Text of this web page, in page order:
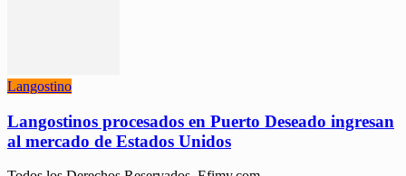
Langostino
Langostinos procesados en Puerto Deseado ingresan
al mercado de Estados Unidos